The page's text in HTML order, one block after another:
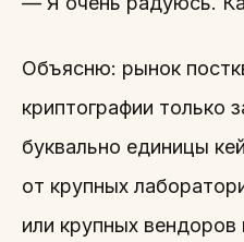
Объясню: рынок
криптографии только
буквально единицы
от крупных
или крупных